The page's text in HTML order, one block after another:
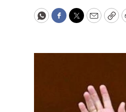
WhatsApp
Facebook
Twitter
Email